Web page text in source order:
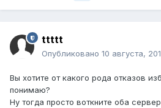
ttttt
Опубликовано 10 августа,
Вы хотите от какого рода отказов
понимаю?
Ну тогда просто воткните оба